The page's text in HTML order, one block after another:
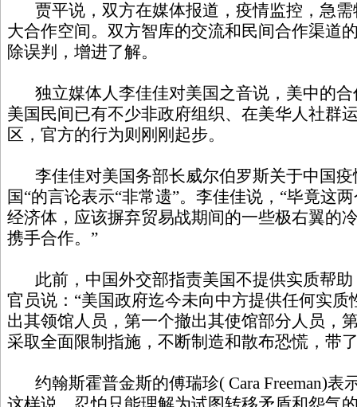
贾平说，双方在媒体报道，疫情监控，急
大合作空间。双方智库的交流和民间合作渠道
除误判，增进了解。
独立媒体人李佳佳对美国之音说，美中的合
美国民间已有不少非政府组织、在美华人社群
区，官方的行为则刚刚起步。
李佳佳对美国务部长威尔伯罗斯关于中国
国“的言论表示“非常遗”。李佳佳说，“毕竟这
经济体，应该摒弃贸易战期间的一些极右翼的
携手合作。”
此前，中国外交部指责美国不提供实质帮
官员说：“美国政府迄今未向中方提供任何实
出其领馆人员，第一个撤出其使馆部分人员，
采取全面限制指施，不断制造和散布恐慌，带
约翰斯霍普金斯的傅瑞珍( Cara Freeman)表